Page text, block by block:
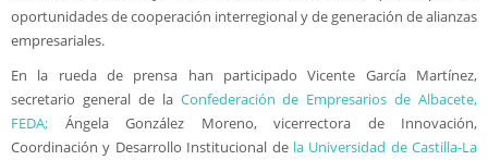
oportunidades de cooperación interregional y de generación de alianzas
empresariales.
En la rueda de prensa han participado Vicente García Martínez,
secretario general de la Confederación de Empresarios de Albacete,
FEDA; Ángela González Moreno, vicerrectora de Innovación,
Coordinación y Desarrollo Institucional de la Universidad de Castilla-La